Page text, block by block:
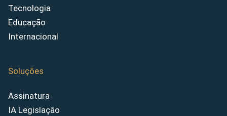
Tecnologia
Educação
Internacional
Soluções
Assinatura
IA Legislação